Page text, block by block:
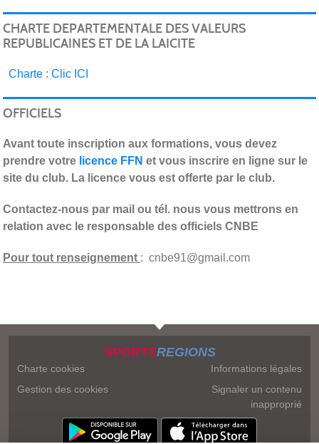
CHARTE DEPARTEMENTALE DES VALEURS
REPUBLICAINES ET DE LA LAICITE
Charte : Clic ICI
OFFICIELS
Avant toute inscription aux formations, vous devez
prendre votre licence FFN et vous inscrire en ligne sur le
site du club. La licence vous est offerte par le club.
Contactez-nous par mail ou tél. nous vous mettrons en
relation avec le responsable des officiels CNBE
Pour tout renseignement : cnbe91@gmail.com
SPORTSREGIONS
Charte cookies
Gestion des cookies
Informations légales
Signaler un contenu
inapproprié